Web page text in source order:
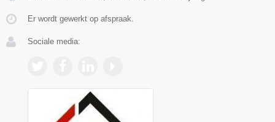
Er wordt gewerkt op afspraak.
Sociale media: